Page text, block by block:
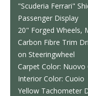
"Scuderia Ferrari"
Passenger Display
20" Forged Wheels,
Carbon Fibre Trim
on Steeringwheel
Carpet Color: Nuovo
Interior Color: Cuoio
Yellow Tachometer